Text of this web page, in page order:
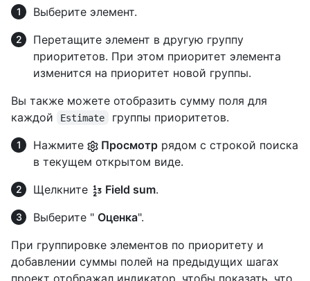
Выберите элемент.
Перетащите элемент в другую группу
приоритетов. При этом приоритет элемента
изменится на приоритет новой группы.
Вы также можете отобразить сумму поля для
каждой
Estimate
группы приоритетов.
Нажмите
Просмотр рядом с строкой поиска
в текущем открытом виде.
Щелкните
Field sum.
Выберите " Оценка".
При группировке элементов по приоритету и
добавлении суммы полей на предыдущих шагах
проект отображал индикатор, чтобы показать, что